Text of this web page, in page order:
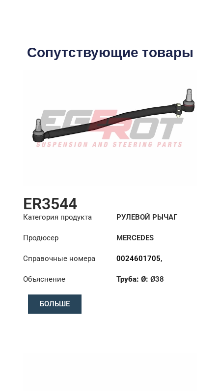
Сопутствующие товары
ER3544
Категория продукта РУЛЕВОЙ РЫЧАГ
Продюсер MERCEDES
Справочные номера 0024601705,
0024607505,
Объяснение Труба: Ø: Ø38
БОЛЬШЕ